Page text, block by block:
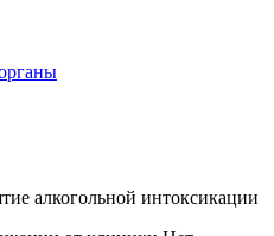
алкогольной интоксикации